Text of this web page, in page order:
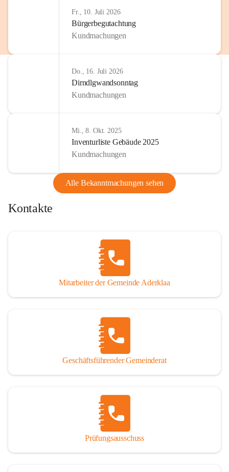
Fr., 10. Juli 2026
Bürgerbegutachtung
Kundmachungen
Do., 16. Juli 2026
Dirndlgwandsonntag
Kundmachungen
Mi., 8. Okt. 2025
Inventurliste Gebäude 2025
Kundmachungen
Alle Bekanntmachungen sehen
Kontakte
Mitarbeiter der Gemeinde Aderklaa
Geschäftsführender Gemeinderat
Prüfungsausschuss